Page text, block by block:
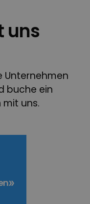
uns
Unternehmen
buche ein
uns.